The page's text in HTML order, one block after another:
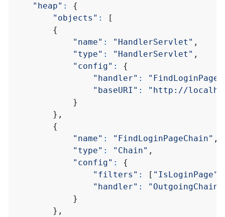
"heap" :
{
"objects" :
[
{
"name" : "HandlerServlet" ,
"type" : "HandlerServlet" ,
"config" :
{
"handler" :
"baseURI" :
"http://
}
},
{
"name" : "FindLoginPageChain" ,
"type" : "Chain" ,
"config" :
{
"filters" : [ "IsLoginPage"
"handler" :
"OutgoingChain"
}
},